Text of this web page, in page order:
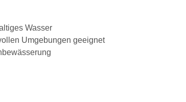
Wasser
Umgebungen geeignet